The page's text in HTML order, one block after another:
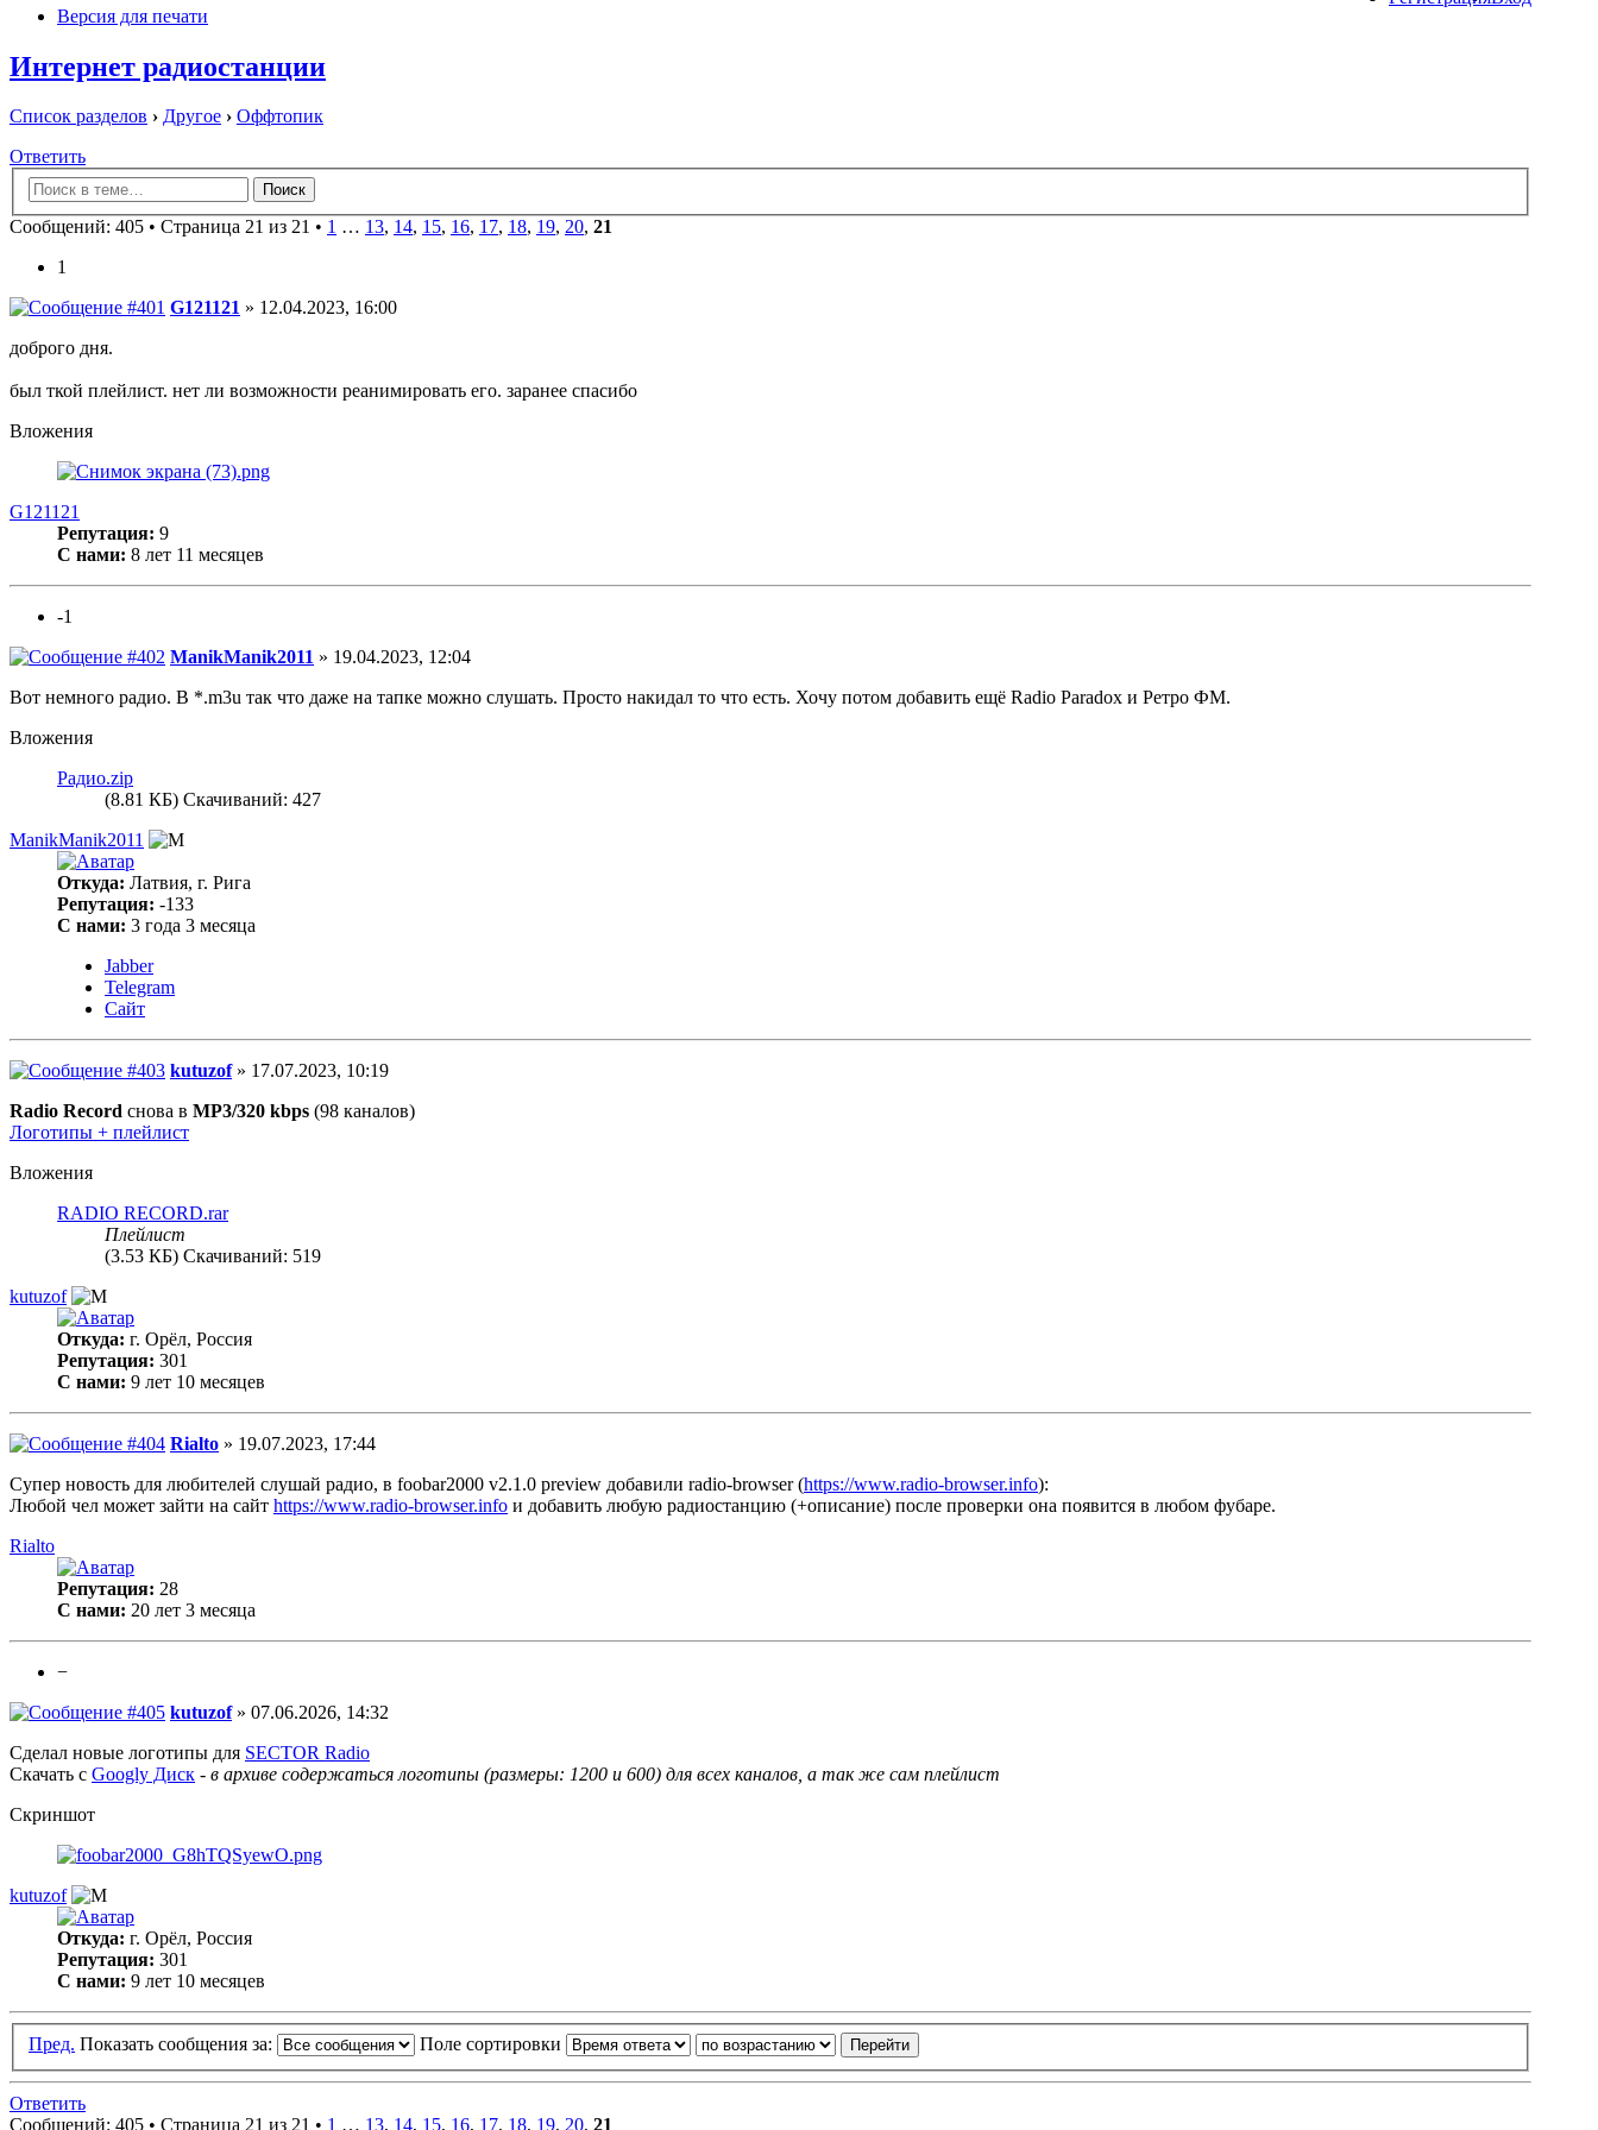
Версия для печати
Интернет радиостанции
Список разделов › Другое › Оффтопик
Ответить
Сообщений: 405 • Страница 21 из 21 • 1 … 13, 14, 15, 16, 17, 18, 19, 20, 21
1
G121121 » 12.04.2023, 16:00
доброго дня.
был ткой плейлист. нет ли возможности реанимировать его. заранее спасибо
Вложения
G121121
Репутация: 9
С нами: 8 лет 11 месяцев
-1
ManikManik2011 » 19.04.2023, 12:04
Вот немного радио. В *.m3u так что даже на тапке можно слушать. Просто накидал то что есть. Хочу потом добавить ещё Radio Paradox и Ретро ФМ.
Вложения
Радио.zip
(8.81 КБ) Скачиваний: 427
ManikManik2011
Откуда: Латвия, г. Рига
Репутация: -133
С нами: 3 года 3 месяца
Jabber
Telegram
Сайт
kutuzof» 17.07.2023, 10:19
Radio Record снова в MP3/320 kbps (98 каналов)
Логотипы + плейлист
Вложения
RADIO RECORD.rar
Плейлист
(3.53 КБ) Скачиваний: 519
kutuzof
Откуда: г. Орёл, Россия
Репутация: 301
С нами: 9 лет 10 месяцев
Rialto » 19.07.2023, 17:44
Супер новость для любителей слушай радио, в foobar2000 v2.1.0 preview добавили radio-browser (https://www.radio-browser.info):
Любой чел может зайти на сайт https://www.radio-browser.info и добавить любую радиостанцию (+описание) после проверки она появится в любом фубаре.
Rialto
Репутация: 28
С нами: 20 лет 3 месяца
−
kutuzof» 07.06.2026, 14:32
Сделал новые логотипы для SECTOR Radio
Скачать с Googlу Диск - в архиве содержаться логотипы (размеры: 1200 и 600) для всех каналов, а так же сам плейлист
Скриншот
kutuzof
Откуда: г. Орёл, Россия
Репутация: 301
С нами: 9 лет 10 месяцев
Пред. Показать сообщения за: Поле сортировки
Ответить
Сообщений: 405 • Страница 21 из 21 • 1 … 13, 14, 15, 16, 17, 18, 19, 20, 21